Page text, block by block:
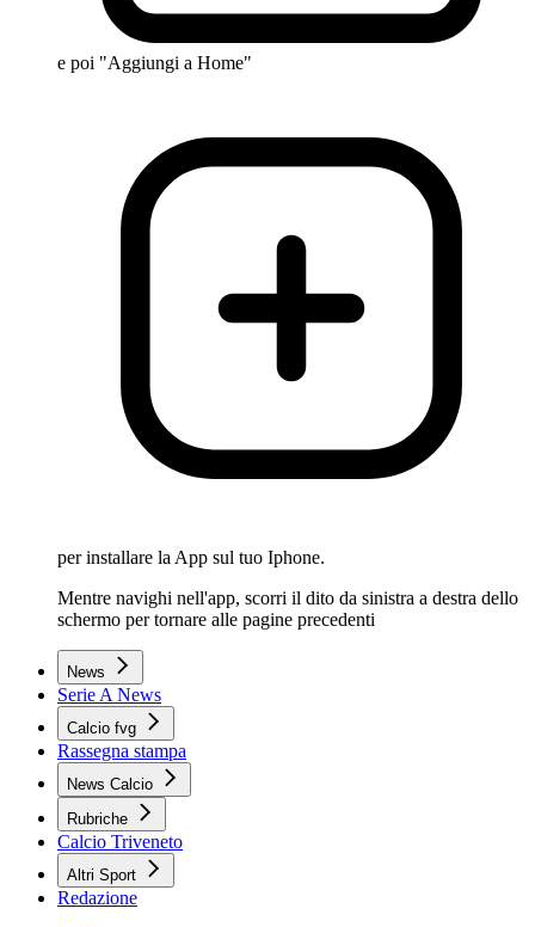
e poi "Aggiungi a Home"
per installare la App sul tuo Iphone.
Mentre navighi nell'app, scorri il dito da sinistra a destra dello
schermo per tornare alle pagine precedenti
News
Serie A News
Calcio fvg
Rassegna stampa
News Calcio
Rubriche
Calcio Triveneto
Altri Sport
Redazione